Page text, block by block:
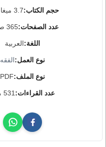
حجم الكتاب:3.7 ميغا بايت
عدد الصفحات:365 صفحة
اللغة:العربية
نوع العمل:الفقه
نوع الملف:PDF
عدد القراءات: 531 مرة